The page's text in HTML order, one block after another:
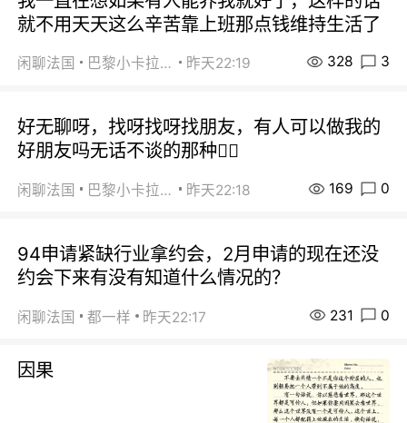
就不用天天这么辛苦靠上班那点钱维持生活了
闲聊法国 巴黎小卡拉咪 昨天22:19 328 3
好无聊呀，找呀找呀找朋友，有人可以做我的
好朋友吗无话不谈的那种😮‍💨
闲聊法国 巴黎小卡拉咪 昨天22:18 169 0
94申请紧缺行业拿约会，2月申请的现在还没
约会下来有没有知道什么情况的？
闲聊法国 都一样 昨天22:17 231 0
因果